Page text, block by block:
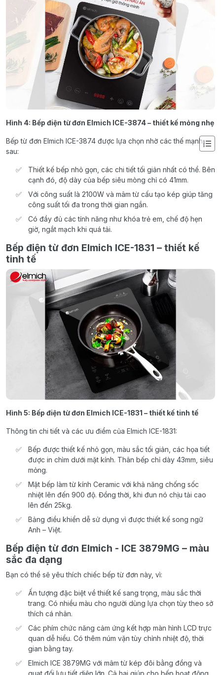
Hình 4: Bếp điện từ đơn Elmich ICE-3874 – thiết kế mỏng nhẹ
Bếp từ đơn Elmich ICE-3874 được lựa chọn nhờ các thế mạnh
sau:
Thiết kế bếp nhỏ gọn, các chi tiết tối giản nhất có thể. Bên
cạnh đó, độ dày của bếp siêu mòng chỉ có 41mm.
Với công suất là 2100W và mâm từ cấu tạo kép giúp tăng
công suất tối đa trong thời gian ngắn.
Có đầy đủ các tính năng như khóa trẻ em, chế độ hẹn
giờ, ngắt mạch khi quá tải.
Bếp điện từ đơn Elmich ICE-1831 – thiết kế
tinh tế
Hình 5: Bếp điện từ đơn Elmich ICE-1831 – thiết kế tinh tế
Thông tin chi tiết và các ưu điểm của Elmich ICE-1831:
Bếp được thiết kế nhỏ gọn, màu sắc tối giản, các họa tiết
được in chìm dưới mặt kính. Thân bếp chỉ dày 43mm, siêu
mỏng.
Mặt bếp làm từ kính Ceramic với khả năng chống sốc
nhiệt lên đến 900 độ. Đồng thời, khi đun nó chịu tải cao
lên đến 25kg.
Bảng điều khiển dễ sử dụng vì được thiết kế song ngữ
Anh – Việt.
Bếp điện từ đơn Elmich - ICE 3879MG – màu
sắc đa dạng
Bạn có thể sẽ yêu thích chiếc bếp từ đơn này, vì:
Ấn tượng đặc biệt về thiết kế sang trọng, màu sắc thời
trang. Có nhiều màu cho người dùng lựa chọn tùy theo sở
thích cá nhân.
Các phím chức năng cảm ứng kết hợp màn hình LCD trực
quan dễ hiểu. Có thêm núm vặn tùy chỉnh nhiệt độ, thời
gian bằng tay.
Elmich ICE 3879MG với mâm từ kép đôi bằng đồng và
quạt đối lưu tiết diện lớn. Cả hai giúp cho bếp hoạt động